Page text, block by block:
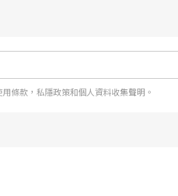
條款，私隱政策和個人資料收集聲明。